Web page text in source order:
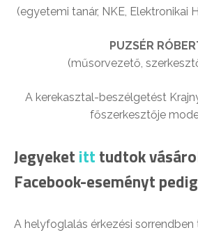
(egyetemi tanár, NKE, Elektronikai
PUZSÉR
(műsorvezető,
A kerekasztal-beszélgetést
főszerkesztője
Jegyeket itt tudtok
Facebook-eseményt pedig
A helyfoglalás érkezési sorrendben